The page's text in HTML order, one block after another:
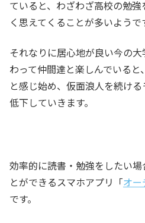
ていると、わざわざ高校の勉
く思えてくることが多いようで
それなりに居心地が良い今の
わって仲間達と楽しんでいると
と感じ始め、仮面浪人を続け
低下していきます。
効率的に読書・勉強をしたい
とができるスマホアプリ「オー
です。